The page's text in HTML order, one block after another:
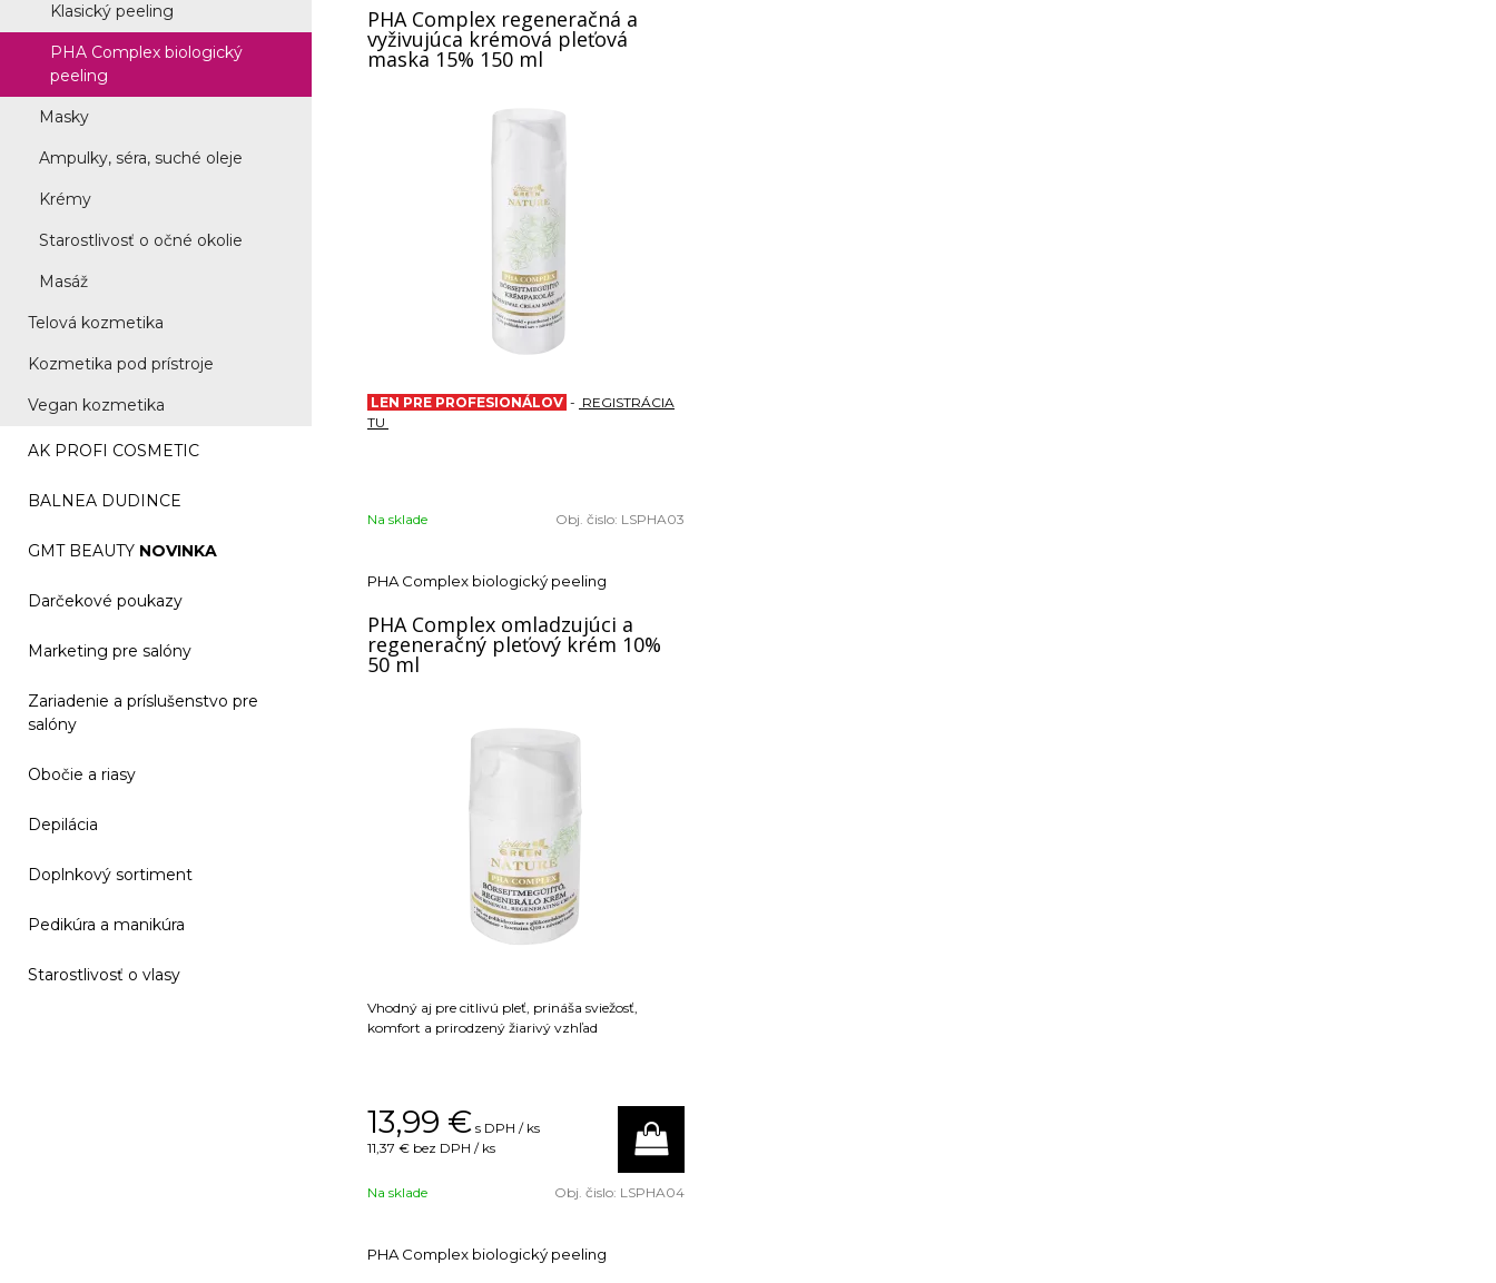
Klasický peeling
PHA Complex biologický
peeling
Masky
Ampulky, séra, suché oleje
Krémy
Starostlivosť o očné okolie
Masáž
Telová kozmetika
Kozmetika pod prístroje
Vegan kozmetika
AK PROFI COSMETIC
BALNEA DUDINCE
GMT BEAUTY NOVINKA
Darčekové poukazy
Marketing pre salóny
Zariadenie a príslušenstvo pre
salóny
Obočie a riasy
Depilácia
Doplnkový sortiment
Pedikúra a manikúra
Starostlivosť o vlasy
PHA Complex regeneračná a
vyživujúca krémová pleťová
maska 15% 150 ml
LEN PRE PROFESIONÁLOV - REGISTRÁCIA
TU
Na sklade Obj. čislo: LSPHA03
PHA Complex biologický peeling
PHA Complex omladzujúci a
regeneračný pleťový krém 10%
50 ml
Vhodný aj pre citlivú pleť, prináša sviežosť,
komfort a prirodzený žiarivý vzhľad
13,99 € s DPH / ks
11,37 € bez DPH / ks
Na sklade Obj. čislo: LSPHA04
PHA Complex biologický peeling